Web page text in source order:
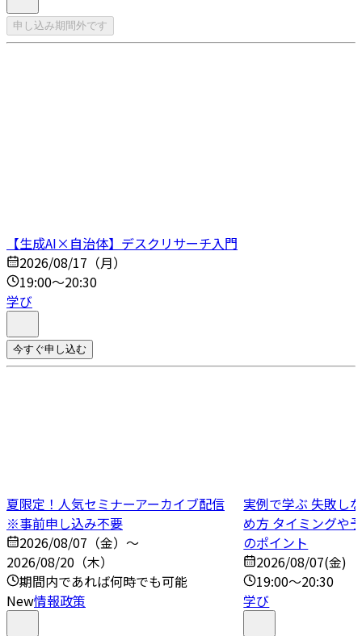
申し込み期間外です
【生成AI×自治体】デスクリサーチ入門
2026/08/17（月）
19:00～20:30
学び
今すぐ申し込む
夏限定！人気セミナーアーカイブ配信
※事前申し込み不要
2026/08/07（金）～
2026/08/20（木）
期間内であれば何時でも可能
New情報政策
実例で学ぶ 失敗し
め方 タイミングや
のポイント
2026/08/07(金)
19:00～20:30
学び